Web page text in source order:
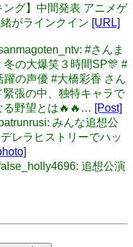
グ】中間発表 アニメゲ
がラインクイン [URL]
#さんま
の大爆笑３時間SP🎊 #
の声優 #大橋彩香 さん
張の中、独特キャラで
る野望とは🔥🔥… [Post]
みんな追想公
レラヒストリーでハッ
追想公演